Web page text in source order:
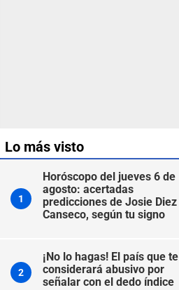
Lo más visto
1
Horóscopo del jueves 6 de
agosto: acertadas
predicciones de Josie Diez
Canseco, según tu signo
2
¡No lo hagas! El país que te
considerará abusivo por
señalar con el dedo índice